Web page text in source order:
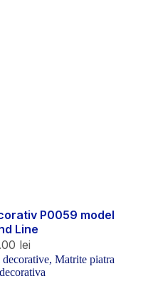
P0059 model
Line
lei
, Matrite piatra
decorativa